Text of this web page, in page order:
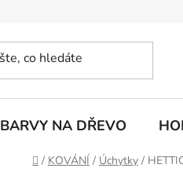
BARVY NA DŘEVO
Domů
/ KOVÁNÍ / Úchytky /